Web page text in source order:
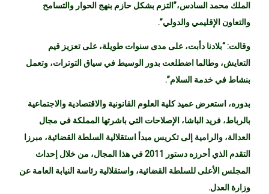
الملك محمد السادس،”التزم بشكل حازم بنهج الحوار والتسامح
والتعاون الإقليمي والدولي”.
وقالت: “بلادنا دأبت، على مدى سنوات طويلة، على تعزيز قيم
التعايش، وطالما اضطلعت بدور الوسيط في سياق التوترات، وتعمل
بنشاط في خدمة السلام”.
بدوره، استعرض عميد كلية العلوم القانونية والاقتصادية والاجتماعية
بالرباط، فريد الباشا، الإصلاحات التي باشرتها المملكة في مجال
العدالة، والرامية إلى تكريس مبدأ استقلالية السلطة القضائية، مبرزا
التقدم الذي أحرزه دستور 2011 في هذا المجال، من خلال إحداث
المجلس الأعلى للسلطة القضائية، واستقلالية رئاسة النيابة العامة عن
وزارة العدل.